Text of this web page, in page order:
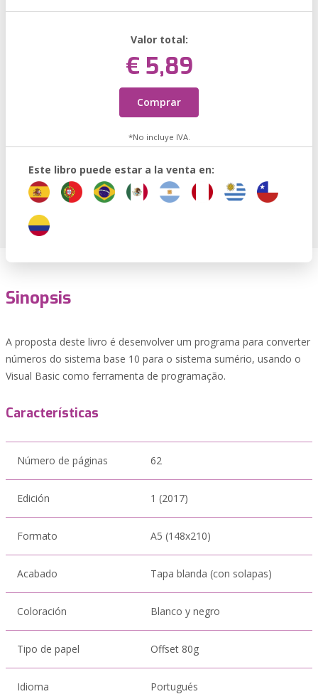
Valor total:
€ 5,89
Comprar
*No incluye IVA.
Este libro puede estar a la venta en:
Sinopsis
A proposta deste livro é desenvolver um programa para converter
números do sistema base 10 para o sistema sumério, usando o
Visual Basic como ferramenta de programação.
Características
Número de páginas 62
Edición 1 (2017)
Formato A5 (148x210)
Acabado Tapa blanda (con solapas)
Coloración Blanco y negro
Tipo de papel Offset 80g
Idioma Portugués